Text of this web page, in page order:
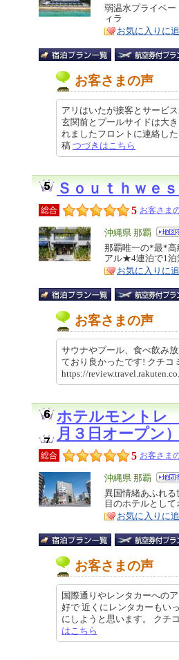
リ
ア
特
徴
弱温水プライベ
ィラ
お気に入りに
お客さまの声
アリはいたが接客とサービ
玄関前とプールサイドは大
れましたフロントに連絡し
稿 つづきはこちら
Ｓｏｕｔｈｗｅ
総合 5 お客さま
エ
リ
ア
沖縄県 那覇
特
徴
那覇唯一の*最*高
アル★4連泊で1泊
お気に入りに
お客さまの声
サウナやプール、食べ飲み
ており良かったです! クチ
https://
ホテルモントレ
月３日オープン
総合 5 お客さま
エ
リ
ア
沖縄県 那覇
特
徴
異国情緒あふれ
目のホテルとし
お気に入りに
お客さまの声
国際通りやレンタカーへの
好で 近くにレンタカーもい
にしようと思います。 ク
はこちら